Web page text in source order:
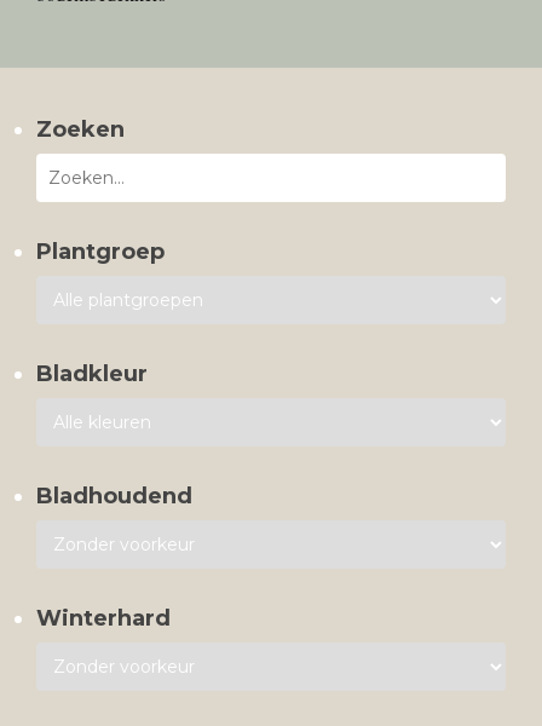
Zoeken
Plantgroep
Bladkleur
Bladhoudend
Winterhard